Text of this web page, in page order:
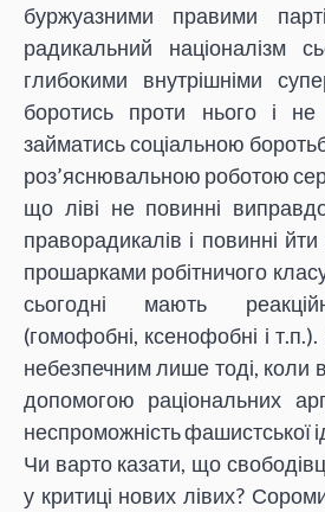
буржуазними правими
радикальний націоналізм
глибокими внутрішніми
боротись проти нього і
займатись соціальною
роз’яснювальною роботою
що ліві не повинні
праворадикалів і повинні
прошарками робітничого
сьогодні мають
(гомофобні, ксенофобні і
небезпечним лише тоді, коли
допомогою раціональних
неспроможність фашистської
Чи варто казати, що
у критиці нових лівих?